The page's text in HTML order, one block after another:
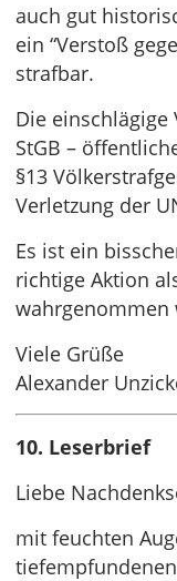
auch gut
ein “Verstoß
strafbar.
Die
StGB –
§13
Verletzung der
Es ist ein
richtige Aktion
wahrgenommen
Viele Grüße
Alexander
10. Leserbrief
Liebe
mit feuchten